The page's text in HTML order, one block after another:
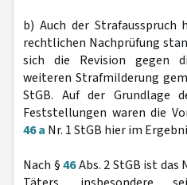
b) Auch der
rechtlichen Nachprüfung
sich die Revision gegen
weiteren Strafmilderung
StGB. Auf der Grundlage
Feststellungen waren die
46 a Nr. 1 StGB hier im
Nach §46Abs. 2 StGB ist